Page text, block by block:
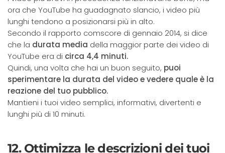
ora che YouTube ha guadagnato slancio, i video più
lunghi tendono a posizionarsi più in alto.
Secondo il rapporto comscore di gennaio 2014, si dice
che la durata media della maggior parte dei video di
YouTube era di circa 4,4 minuti.
Quindi, una volta che hai un buon seguito, puoi
sperimentare la durata del video e vedere quale è la
reazione del tuo pubblico.
Mantieni i tuoi video semplici, informativi, divertenti e
lunghi più di 10 minuti.
12. Ottimizza le descrizioni dei tuoi